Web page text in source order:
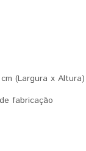
(Largura x Altura)
fabricação